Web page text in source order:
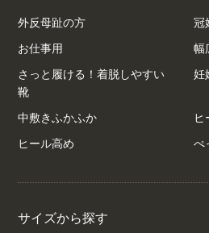
外反母趾の方 冠
お仕事用 幅
さっと履ける！着脱しやすい
靴
妊
中敷きふかふか ヒ
ヒール高め ぺ
サイズから探す